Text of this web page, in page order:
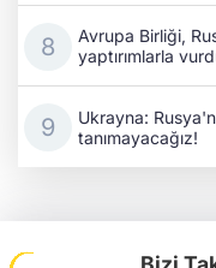
Avrupa Birliği,
yaptırımlarla
Ukrayna:
tanımayacağız!